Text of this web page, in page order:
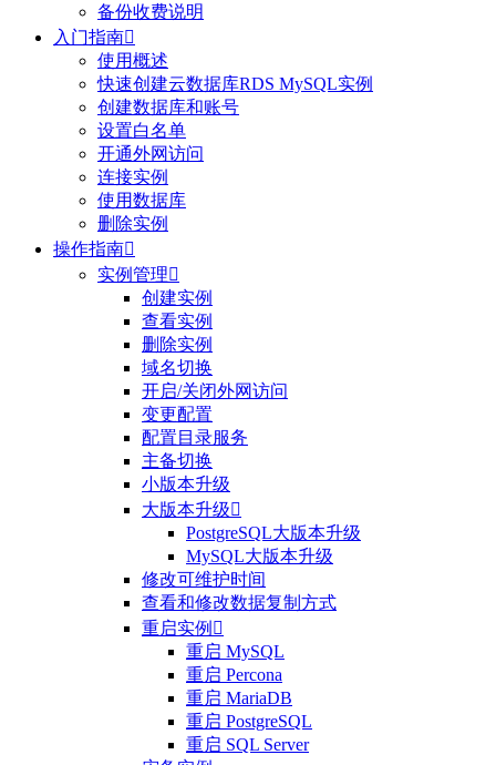
备份收费说明
入门指南
使用概述
快速创建云数据库RDS MySQL实例
创建数据库和账号
设置白名单
开通外网访问
连接实例
使用数据库
删除实例
操作指南
实例管理
创建实例
查看实例
删除实例
域名切换
开启/关闭外网访问
变更配置
配置目录服务
主备切换
小版本升级
大版本升级
PostgreSQL大版本升级
MySQL大版本升级
修改可维护时间
查看和修改数据复制方式
重启实例 
重启 MySQL
重启 Percona
重启 MariaDB
重启 PostgreSQL
重启 SQL Server